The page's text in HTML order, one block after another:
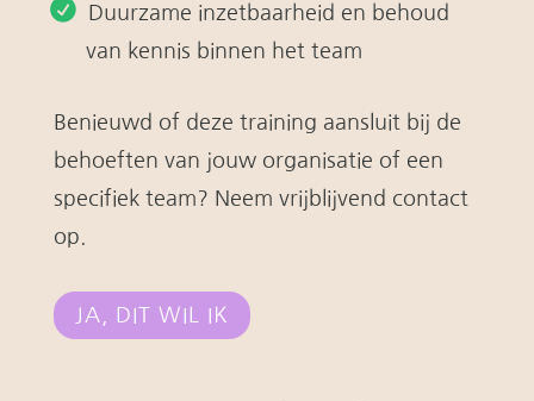
Duurzame inzetbaarheid en behoud
van kennis binnen het team
Benieuwd of deze training aansluit bij de
behoeften van jouw organisatie of een
specifiek team? Neem vrijblijvend contact
op.
JA, DIT WIL IK